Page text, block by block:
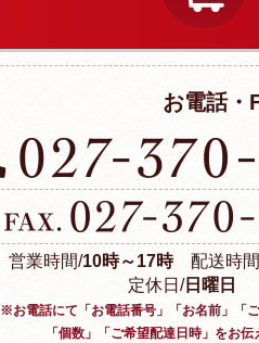
お電話・
営業時間/10時～17時配送時
定休日/ 日曜日
※お電話にて「お電話番号」「お名前」「ご
「個数」「ご希望配達日時」をお伝